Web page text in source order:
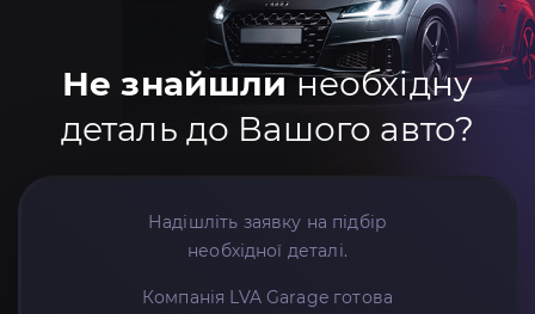
Не знайшлинеобхідну
деталь до Вашого авто?
Надішліть заявку на підбір
необхідної деталі.
Компанія LVA Garage готова